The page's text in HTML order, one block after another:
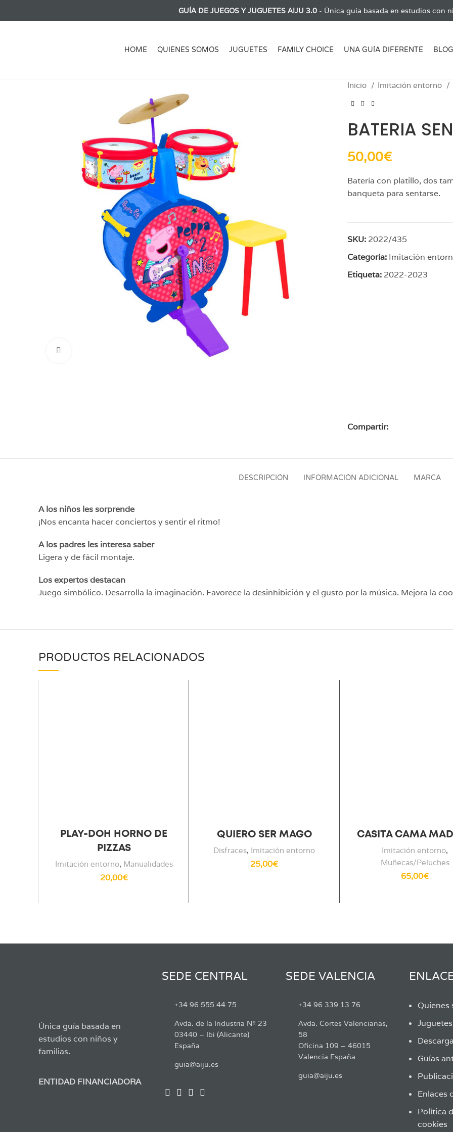
GUÍA DE JUEGOS Y JUGUETES AIJU 3.0 - Única guía basada en estudios con
HOME QUIENES SOMOS JUGUETES FAMILY CHOICE UNA GUÍA DIFERENTE BLOG
Inicio Imitación entorno
BATERIA
50,00€
Batería con platillo, dos
banqueta para sentarse.
SKU: 2022/435
Categoría: Imitación
Etiqueta: 2022-2023
Compartir:
DESCRIPCIÓN INFORMACIÓN ADICIONAL MARCA
A los niños les sorprende
¡Nos encanta hacer conciertos y sentir el ritmo!
A los padres les interesa saber
Ligera y de fácil montaje.
Los expertos destacan
Juego simbólico. Desarrolla la imaginación. Favorece la desinhibición y el gusto por la música. Mejora la
PRODUCTOS RELACIONADOS
PLAY-DOH HORNO DE
PIZZAS
Imitación entorno, Manualidades
20,00€
QUIERO SER MAGO
Disfraces, Imitación entorno
25,00€
CASITA CAMA
Imitación entorno,
Muñecas/Peluches
65,00€
Única guía basada en
estudios con niños y
familias.
ENTIDAD FINANCIADORA
SEDE CENTRAL
+34 96 555 44 75
Avda. de la Industria Nº 23
03440 – Ibi (Alicante)
España
guia@aiju.es
SEDE VALENCIA
+34 96 339 13 76
Avda. Cortes Valencianas,
58
Oficina 109 – 46015
Valencia España
guia@aiju.es
Quienes
Guías
Enlaces
Política
cookies